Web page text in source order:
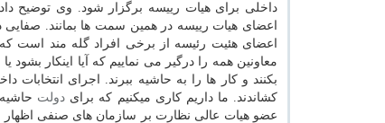
داخلی برای هیات رییسه برگزار شود. وی توضیح
اعضای هیات رییسه در همین سمت ها بمانند. صفایی
اعضای هئیت رئیسه از برخی افراد گله مند است
معاونین همه را درگیر می نماییم كه آیا اینكار
بكنند و كار ها را به حاشیه ببرند. اجرای
كشاندند. ما داریم كاری میكنیم كه برای دولت
عضو هیات عالی نظارت بر سازمان های صنفی اظهار